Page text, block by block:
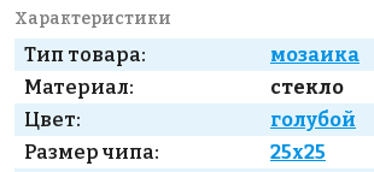
Характеристики
Тип товара:
мозаика
Материал:
стекло
Цвет:
голубой
Размер чипа:
25x25